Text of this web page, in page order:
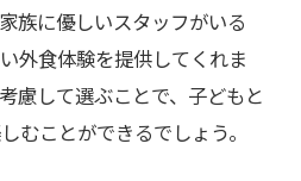
族に優しいスタッフがいる
外食体験を提供してくれま
慮して選ぶことで、子どもと
むことができるでしょう。